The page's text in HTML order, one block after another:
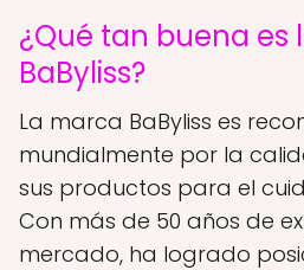
¿Qué tan buena es
BaByliss?
La marca BaByliss es
mundialmente por la
sus productos para el
Con más de 50 años de
mercado, ha logrado